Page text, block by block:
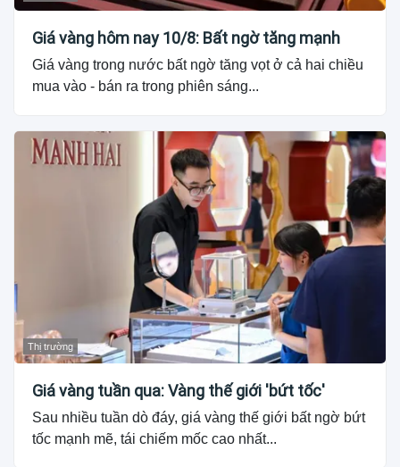
Giá vàng hôm nay 10/8: Bất ngờ tăng mạnh
Giá vàng trong nước bất ngờ tăng vọt ở cả hai chiều
mua vào - bán ra trong phiên sáng...
Thị trường
Giá vàng tuần qua: Vàng thế giới 'bứt tốc'
Sau nhiều tuần dò đáy, giá vàng thế giới bất ngờ bứt
tốc mạnh mẽ, tái chiếm mốc cao nhất...